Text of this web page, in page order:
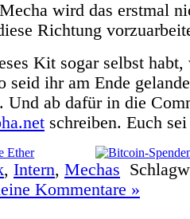
wird das erstmal
Richtung
Kit sogar selbst habt,
seid ihr am Ende
Und ab dafür in die
schreiben. Euch
, Intern, Mechas
Kommentare »